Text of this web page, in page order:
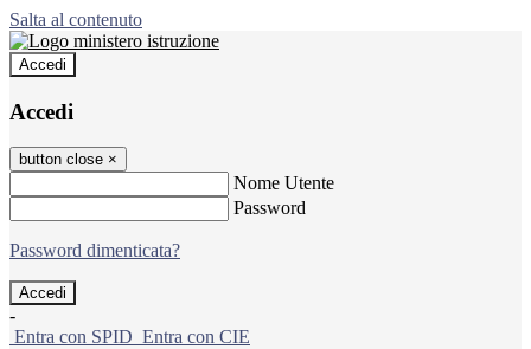
Salta al contenuto
Accedi
Accedi
button close ×
Nome Utente
Password
Password dimenticata?
-
Entra con SPID Entra con CIE